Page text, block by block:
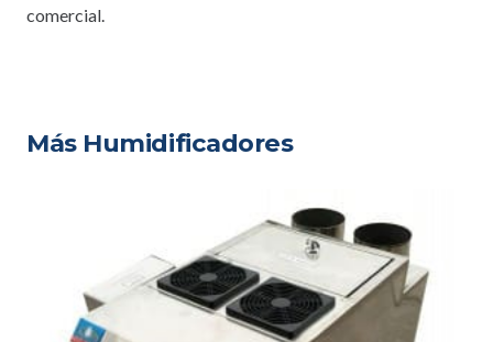
comercial.
Más Humidificadores